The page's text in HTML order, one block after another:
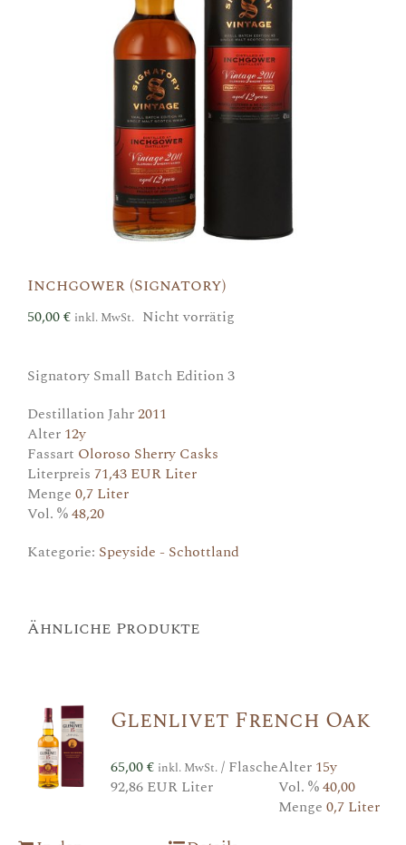
Inchgower (Signatory)
50,00€ inkl. MwSt. Nicht vorrätig
Signatory Small Batch Edition 3
Destillation Jahr2011
Alter 12y
Fassart Oloroso Sherry Casks
Literpreis 71,43 EUR Liter
Menge 0,7 Liter
Vol. %48,20
Kategorie: Speyside - Schottland
Ähnliche Produkte
Glenlivet French Oak
65,00€ inkl. MwSt./ Flasche
92,86 EUR Liter
Alter 15y
Vol. %40,00
Menge 0,7 Liter